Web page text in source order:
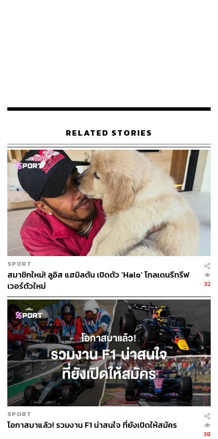
RELATED STORIES
SPORT
สมาชิกใหม่! ลูอิส แฮมิลตัน เปิดตัว ‘Halo’ โกลเดนรีทรีฟ
เวอร์ตัวใหม่
32
SPORT
โอกาสมาแล้ว! รวมงาน F1 น่าสนใจ ที่ยังเปิดให้สมัคร
38